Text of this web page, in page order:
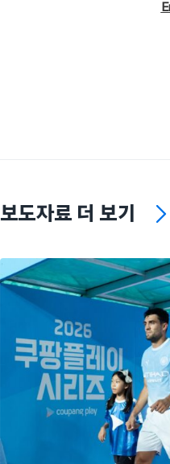
보도자료 더 보기